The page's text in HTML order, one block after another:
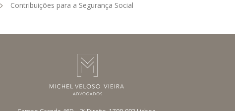
Contribuições para a Segurança Social